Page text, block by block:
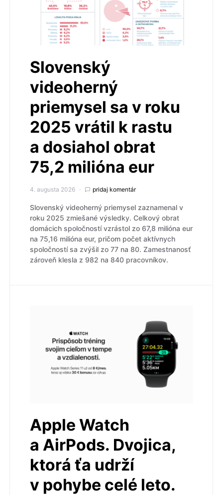
Slovenský
videoherný
priemysel sa v roku
2025 vrátil k rastu
a dosiahol obrat
75,2 milióna eur
4. augusta 2026 pridaj komentár
Slovenský videoherný priemysel zaznamenal v
roku 2025 zmiešané výsledky. Celkový obrat
domácich spoločností vzrástol zo 67,8 milióna eur
na 75,16 milióna eur, pričom počet aktívnych
spoločností sa zvýšil zo 77 na 80. Zamestnanosť
zároveň klesla z 982 na 840 pracovníkov.
Apple Watch
a AirPods. Dvojica,
ktorá ťa udrží
v pohybe celé leto.